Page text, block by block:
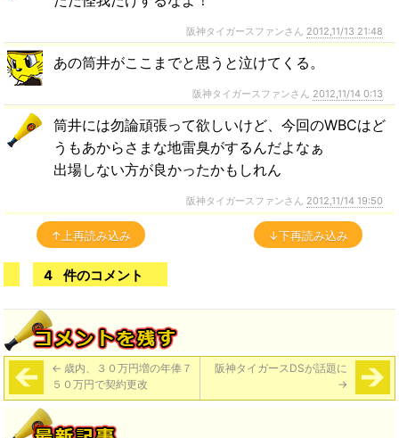
阪神タイガースファンさん 2012,11/13 21:48
あの筒井がここまでと思うと泣けてくる。
阪神タイガースファンさん 2012,11/14 0:13
筒井には勿論頑張って欲しいけど、今回のWBCはど
うもあからさまな地雷臭がするんだよなぁ
出場しない方が良かったかもしれん
阪神タイガースファンさん 2012,11/14 19:50
↑上再読み込み ↓下再読み込み
4 件のコメント
← 歳内、３０万円増の年俸７
５０万円で契約更改
阪神タイガースDSが話題に
→